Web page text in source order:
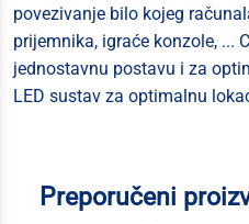
povezivanje bilo kojeg
prijemnika, igraće konzole, ...
jednostavnu postavu i za
LED sustav za optimalnu
Preporučeni